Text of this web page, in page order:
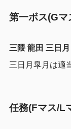
第一ボス(Gマ
三隈 龍田 三日
三日月皐月は適
任務(Fマス/L